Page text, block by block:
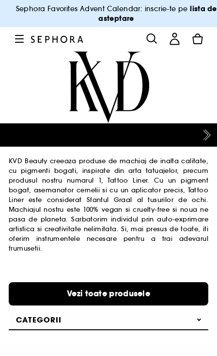
Sephora Favorites Advent Calendar: inscrie-te pelista de
asteptare
KVD Beauty creeaza produse de machiaj de inalta calitate,
cu pigmenti bogati, inspirate din arta tatuajelor, precum
produsul nostru numarul 1, Tattoo Liner. Cu un pigment
bogat, asemanator cernelii si cu un aplicator precis, Tattoo
Liner este considerat Sfantul Graal al tusurilor de ochi.
Machiajul nostru este 100% vegan si cruelty-free si noua ne
pasa de planeta. Sarbatorim individul prin auto-exprimare
artistica si creativitate nelimitata. Si, mai presus de toate, iti
oferim instrumentele necesare pentru a trai adevarul
frumusetii.
Vezi toate produsele
CATEGORII